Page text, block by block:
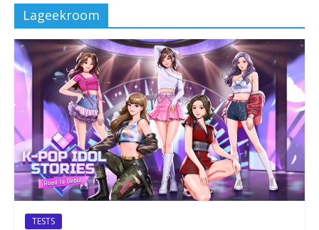
Lageekroom
TESTS